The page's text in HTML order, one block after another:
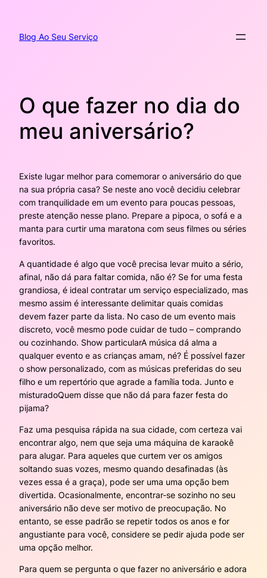
Blog Ao Seu Serviço
O que fazer no dia do
meu aniversário?
Existe lugar melhor para comemorar o aniversário do que
na sua própria casa? Se neste ano você decidiu celebrar
com tranquilidade em um evento para poucas pessoas,
preste atenção nesse plano. Prepare a pipoca, o sofá e a
manta para curtir uma maratona com seus filmes ou séries
favoritos.
A quantidade é algo que você precisa levar muito a sério,
afinal, não dá para faltar comida, não é? Se for uma festa
grandiosa, é ideal contratar um serviço especializado, mas
mesmo assim é interessante delimitar quais comidas
devem fazer parte da lista. No caso de um evento mais
discreto, você mesmo pode cuidar de tudo – comprando
ou cozinhando. Show particularA música dá alma a
qualquer evento e as crianças amam, né? É possível fazer
o show personalizado, com as músicas preferidas do seu
filho e um repertório que agrade a família toda. Junto e
misturadoQuem disse que não dá para fazer festa do
pijama?
Faz uma pesquisa rápida na sua cidade, com certeza vai
encontrar algo, nem que seja uma máquina de karaokê
para alugar. Para aqueles que curtem ver os amigos
soltando suas vozes, mesmo quando desafinadas (às
vezes essa é a graça), pode ser uma uma opção bem
divertida. Ocasionalmente, encontrar-se sozinho no seu
aniversário não deve ser motivo de preocupação. No
entanto, se esse padrão se repetir todos os anos e for
angustiante para você, considere se pedir ajuda pode ser
uma opção melhor.
Para quem se pergunta o que fazer no aniversário e adora